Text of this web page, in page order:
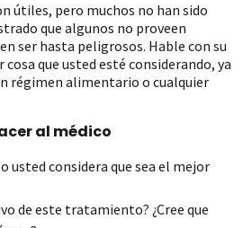
útiles, pero muchos no han sido
que algunos no proveen
ser hasta peligrosos. Hable con su
que usted esté considerando, ya
régimen alimentario o cualquier
al médico
usted considera que sea el mejor
de este tratamiento? ¿Cree que